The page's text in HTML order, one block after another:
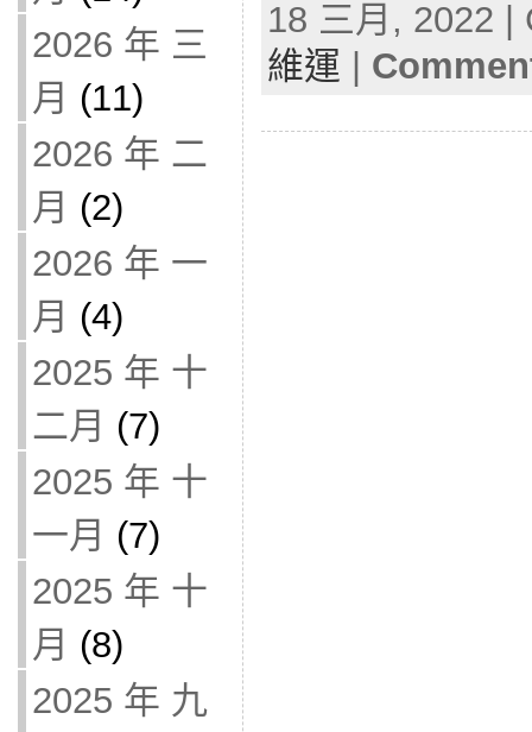
2026 年 三
月 (11)
2026 年 二
月 (2)
2026 年 一
月 (4)
2025 年 十
二月 (7)
2025 年 十
一月 (7)
2025 年 十
月 (8)
2025 年 九
18 三月, 2022
維運